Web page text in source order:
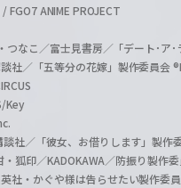
FGO7 ANIME PROJECT
なこ／富士見書房／「デート･ア･
社／「五等分の花嫁」製作委員会
Key
社／「彼女、お借りします」製作
狐印／KADOKAWA／防振り製作
社・かぐや様は告らせたい製作委